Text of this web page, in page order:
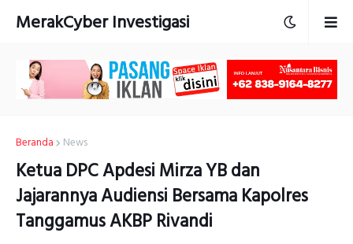
MerakCyber Investigasi
Beranda News
Ketua DPC Apdesi Mirza YB dan
Jajarannya Audiensi Bersama Kapolres
Tanggamus AKBP Rivandi